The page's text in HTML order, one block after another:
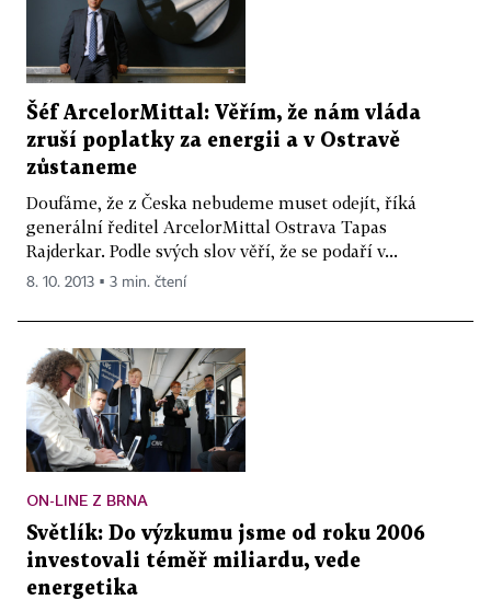
Šéf ArcelorMittal: Věřím, že nám vláda
zruší poplatky za energii a v Ostravě
zůstaneme
Doufáme, že z Česka nebudeme muset odejít, říká
generální ředitel ArcelorMittal Ostrava Tapas
Rajderkar. Podle svých slov věří, že se podaří v...
8. 10. 2013 ▪ 3 min. čtení
ON-LINE Z BRNA
Světlík: Do výzkumu jsme od roku 2006
investovali téměř miliardu, vede
energetika